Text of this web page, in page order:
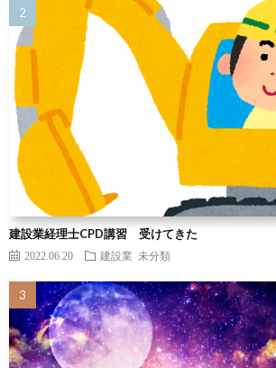
建設業経理士CPD講習 受けてきた
2022.06.20 建設業 未分類